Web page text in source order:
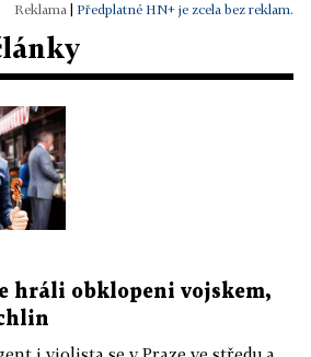
Předplatné HN+ je zcela bez reklam.
hráli obklopeni vojskem,